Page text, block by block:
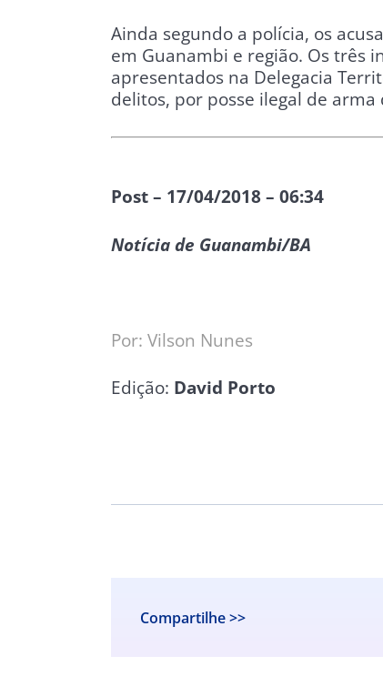
Ainda segundo a polícia, os
em Guanambi e região. Os três
apresentados na Delegacia
delitos, por posse ilegal de
Post – 17/04/2018 – 06:34
Notícia de Guanambi/BA
Por: Vilson Nunes
Edição: David Porto
Compartilhe >>